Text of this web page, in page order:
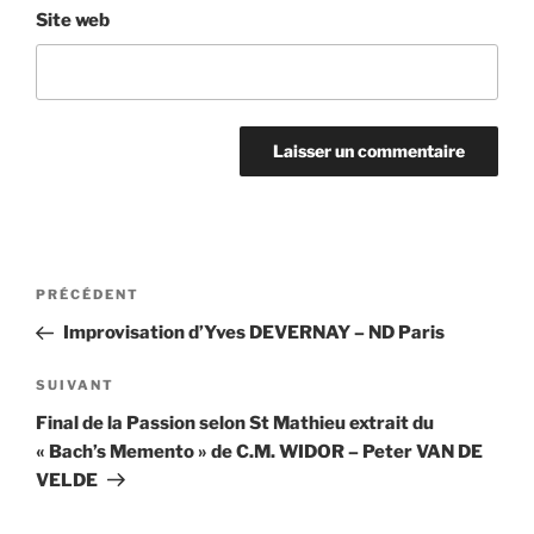
Site web
Navigation
l’article
Article
précédent
PRÉCÉDENT
Improvisation d’Yves DEVERNAY – ND Paris
Article
suivant
SUIVANT
Final de la Passion selon St Mathieu extrait du
« Bach’s Memento » de C.M. WIDOR – Peter VAN DE
VELDE